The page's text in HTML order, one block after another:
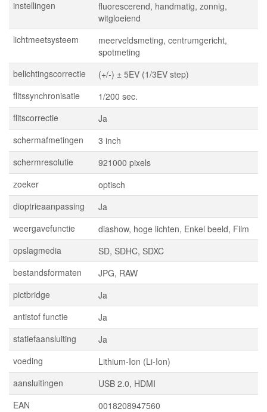
instellingen
fluorescerend, handmatig, zonnig,
witgloeiend
lichtmeetsysteem
meerveldsmeting, centrumgericht,
spotmeting
belichtingscorrectie
(+/-) ± 5EV (1/3EV step)
flitssynchronisatie
1/200 sec.
flitscorrectie
Ja
schermafmetingen
3 inch
schermresolutie
921000 pixels
zoeker
optisch
dioptrieaanpassing
Ja
weergavefunctie
diashow, hoge lichten, Enkel beeld, Film
opslagmedia
SD, SDHC, SDXC
bestandsformaten
JPG, RAW
pictbridge
Ja
antistof functie
Ja
statiefaansluiting
Ja
voeding
Lithium-Ion (Li-Ion)
aansluitingen
USB 2.0, HDMI
EAN
0018208947560